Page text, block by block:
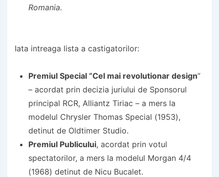
Romania.
Iata intreaga lista a castigatorilor:
Premiul Special “Cel mai revolutionar design”
– acordat prin decizia juriului de Sponsorul
principal RCR, Alliantz Tiriac – a mers la
modelul Chrysler Thomas Special (1953),
detinut de Oldtimer Studio.
Premiul Publicului, acordat prin votul
spectatorilor, a mers la modelul Morgan 4/4
(1968) detinut de Nicu Bucalet.